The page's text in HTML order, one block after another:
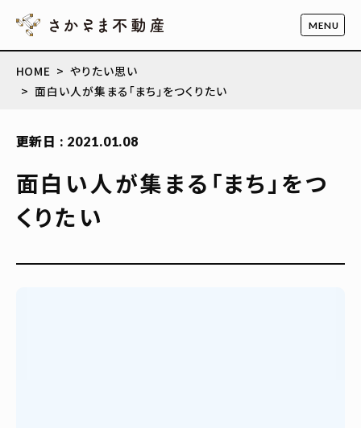
HOME
やりたい思い
面白い人が集まる「まち」をつくりたい
更新日 : 2021.01.08
面白い人が集まる「まち」をつ
くりたい